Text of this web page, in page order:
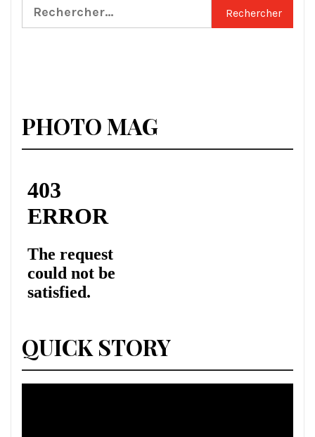
Rechercher :
PHOTO MAG
QUICK STORY